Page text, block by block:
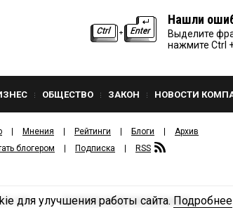
Нашли
Выделите
нажмите Ctrl
ОБЩЕСТВО ЗАКОН НОВОСТИ
Мнения Рейтинги Блоги
Архив
блогером Подписка RSS
«КВ».
Политика конфиденциальности
для улучшения работы сайта. Подробнее